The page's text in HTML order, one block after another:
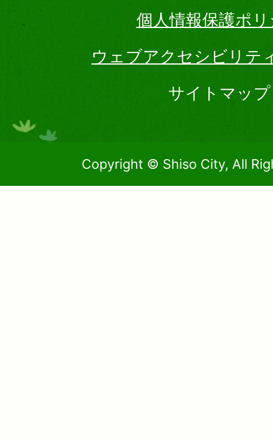
個人情報保護ポ
ウェブアクセシビリテ
サイトマップ
Copyright © Shiso City, All